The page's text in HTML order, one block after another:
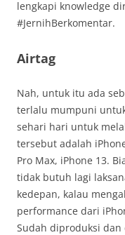
lengkapi knowledge
#JernihBerkomentar.
Airtag
Nah, untuk itu ada
terlalu mumpuni
sehari hari untuk
tersebut adalah
Pro Max, iPhone 13.
tidak butuh lagi
kedepan, kalau
performance dari
Sudah diproduksi dan